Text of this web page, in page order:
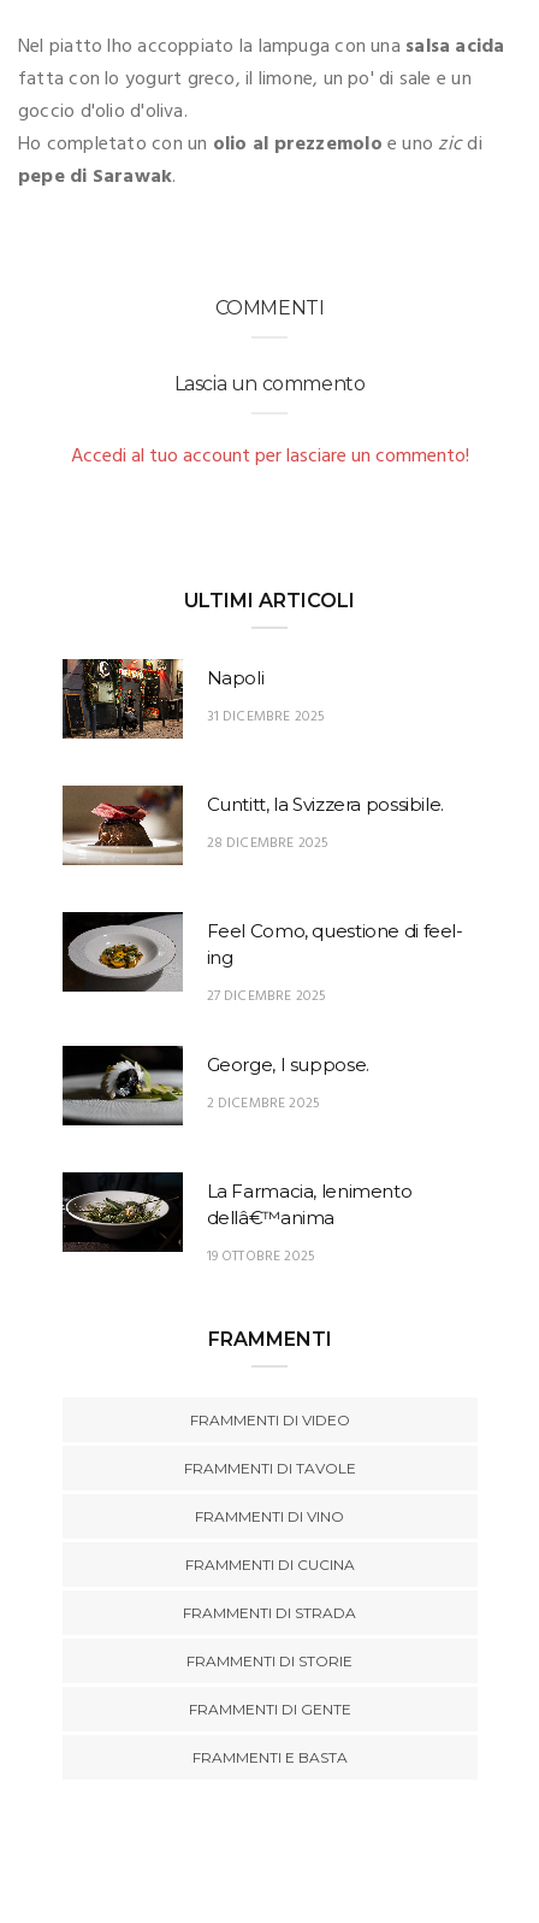
Nel piatto lho accoppiato la lampuga con una salsa acida
fatta con lo yogurt greco, il limone, un po' di sale e un
goccio d'olio d'oliva.
Ho completato con un olio al prezzemoloe unozicdi
pepe di Sarawak.
COMMENTI
Lascia un commento
Accedi al tuo account per lasciare un commento!
ULTIMI ARTICOLI
Napoli
31 DICEMBRE 2025
Cuntitt, la Svizzera possibile.
28 DICEMBRE 2025
Feel Como, questione di feel-
ing
27 DICEMBRE 2025
George, I suppose.
2 DICEMBRE 2025
La Farmacia, lenimento
dellâ€™anima
19 OTTOBRE 2025
FRAMMENTI
FRAMMENTI DI VIDEO
FRAMMENTI DI TAVOLE
FRAMMENTI DI VINO
FRAMMENTI DI CUCINA
FRAMMENTI DI STRADA
FRAMMENTI DI STORIE
FRAMMENTI DI GENTE
FRAMMENTI E BASTA